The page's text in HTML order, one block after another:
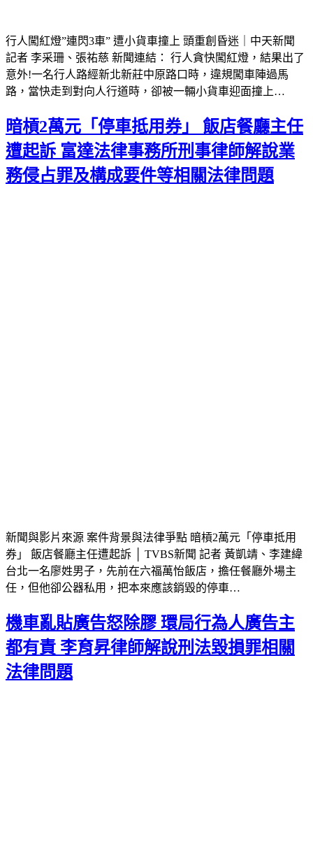
行人闖紅燈”連閃3車” 遭小貨車撞上 頭重創昏迷｜中天新聞
記者 李采珊、張祐慈 新聞連結： 行人貪快闖紅燈，結果出了
意外!一名行人路經新北新莊中原路口時，違規闖車陣過馬
路，當快走到對向人行道時，卻被一輛小貨車迎面撞上…
暗槓2萬元「停車抵用券」 飯店餐廳主任
遭起訴 富達法律事務所刑事律師解說業
務侵占罪及構成要件等相關法律問題
新聞與影片來源 案件背景與法律爭點 暗槓2萬元「停車抵用
券」 飯店餐廳主任遭起訴 │ TVBS新聞 記者 黃凱靖、李建緯
台北一名廖姓男子，先前在六福萬怡飯店，擔任餐廳外場主
任，但他卻公器私用，把本來應該銷毀的停車…
機車亂貼廣告怒除膠 環局行為人廣告主
都有責 李育昇律師解說刑法毀損罪相關
法律問題